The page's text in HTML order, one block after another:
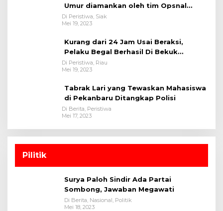
Umur diamankan oleh tim Opsnal
Polsek Tualang-Polres Siak-Polda Riau
Di Peristiwa, Siak
Mei 19, 2023
Kurang dari 24 Jam Usai Beraksi,
Pelaku Begal Berhasil Di Bekuk
Satreskrim Polres Kuansing
Di Peristiwa, Riau
Mei 19, 2023
Tabrak Lari yang Tewaskan Mahasiswa
di Pekanbaru Ditangkap Polisi
Di Berita, Peristiwa
Mei 17, 2023
Pilitik
Surya Paloh Sindir Ada Partai
Sombong, Jawaban Megawati
Di Berita, Nasional, Politik
Mei 18, 2023